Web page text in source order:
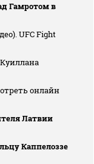
Гамротом в
UFC Fight
онлайн
Латвии
Каппелоззе